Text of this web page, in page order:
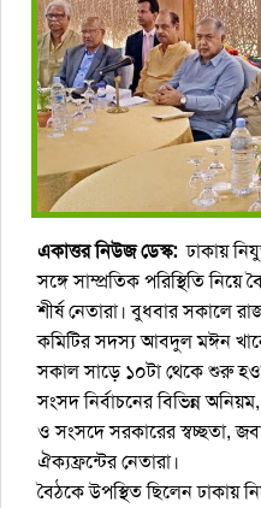
একাত্তর নিউজ ডেস্ক: ঢাকায়
সঙ্গে সাম্প্রতিক পরিস্থিতি
শীর্ষ নেতারা। বুধবার সকালে
কমিটির সদস্য আবদুল মঈন
সকাল সাড়ে ১০টা থেকে শুরু
সংসদ নির্বাচনের বিভিন্ন
ও সংসদে সরকারের স্বচ্ছতা,
ঐক্যফ্রন্টের নেতারা।
বৈঠকে উপস্থিত ছিলেন ঢাকায়